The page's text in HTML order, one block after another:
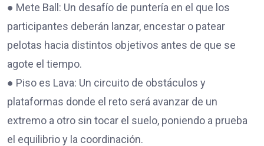
● Mete Ball: Un desafío de puntería en el que los
participantes deberán lanzar, encestar o patear
pelotas hacia distintos objetivos antes de que se
agote el tiempo.
● Piso es Lava: Un circuito de obstáculos y
plataformas donde el reto será avanzar de un
extremo a otro sin tocar el suelo, poniendo a prueba
el equilibrio y la coordinación.